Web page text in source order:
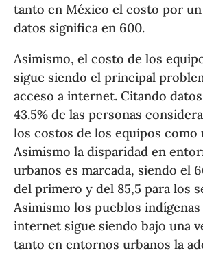
tanto en México el costo por un
datos significa en 600.
Asimismo, el costo de los
sigue siendo el principal
acceso a internet. Citando
43.5% de las personas
los costos de los equipos como
Asimismo la disparidad en
urbanos es marcada, siendo el
del primero y del 85,5 para los
Asimismo los pueblos
internet sigue siendo bajo una
tanto en entornos urbanos la